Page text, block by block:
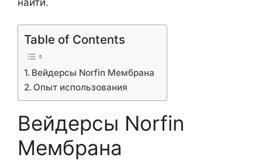
Table of Contents
Вейдерсы Norfin Мембрана
Опыт использования
Вейдерсы Norfin
Мембрана